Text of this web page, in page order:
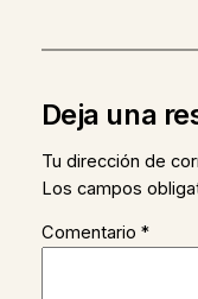
Deja una
Tu dirección de
Los campos
Comentario *